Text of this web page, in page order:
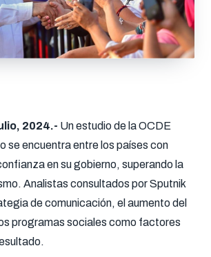
2024.- Un estudio de la OCDE
se encuentra entre los países con
en su gobierno, superando la
Analistas consultados por Sputnik
de comunicación, el aumento del
programas sociales como factores